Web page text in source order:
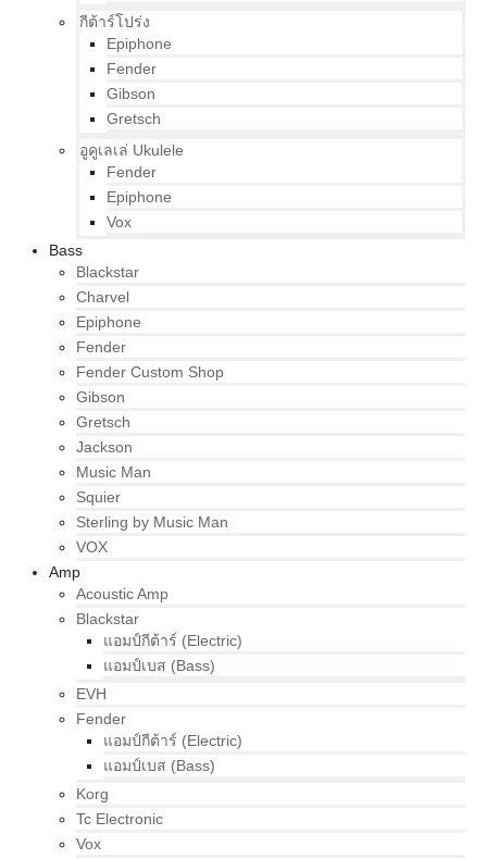
กีต้าร์โปร่ง
Epiphone
Fender
Gibson
Gretsch
อูคูเลเล่ Ukulele
Fender
Epiphone
Vox
Bass
Blackstar
Charvel
Epiphone
Fender
Fender Custom Shop
Gibson
Gretsch
Jackson
Music Man
Squier
Sterling by Music Man
VOX
Amp
Acoustic Amp
Blackstar
แอมป์กีต้าร์ (Electric)
แอมป์เบส (Bass)
EVH
Fender
แอมป์กีต้าร์ (Electric)
แอมป์เบส (Bass)
Korg
Tc Electronic
Vox